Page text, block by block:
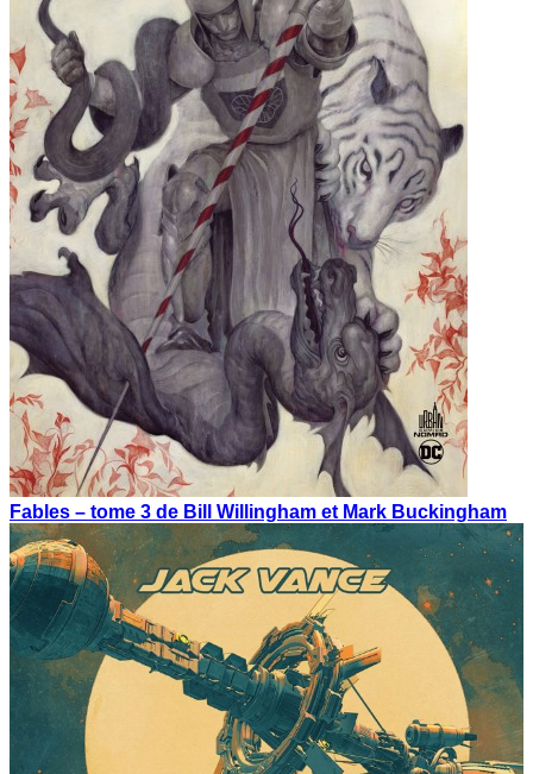
Fables – tome 3 de Bill Willingham et Mark Buckingham